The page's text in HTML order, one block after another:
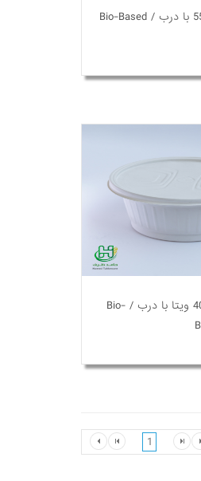
خورشتی گیاهی 550 با درب / Bio-Based
خورشتی گیاهی 400 ویتا با درب / Bio-
1